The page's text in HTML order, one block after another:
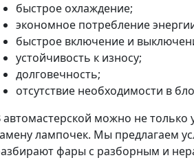
быстрое охлаждение;
экономное потребление
быстрое включение и
устойчивость к износу;
долговечность;
отсутствие необходимости в
автомастерской можно не только
лампочек. Мы предлагаем
фары с разборным и